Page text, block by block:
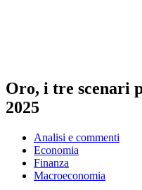
Oro, i tre scenari
2025
Analisi e commenti
Economia
Finanza
Macroeconomia